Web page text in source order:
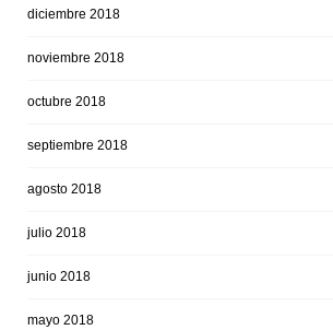
diciembre 2018
noviembre 2018
octubre 2018
septiembre 2018
agosto 2018
julio 2018
junio 2018
mayo 2018